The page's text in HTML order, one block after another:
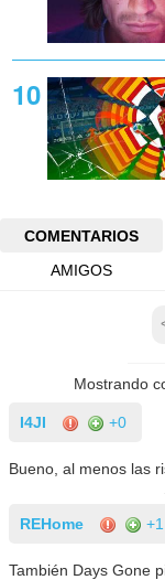
COMENTARIOS
AMIGOS
Mostrando
I4JI +0
Bueno, al menos las
REHome +1
También Days Gone